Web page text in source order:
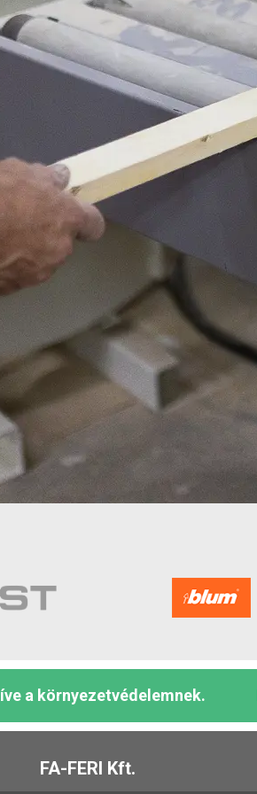
a környezetvédelemnek.
FA-FERI Kft.